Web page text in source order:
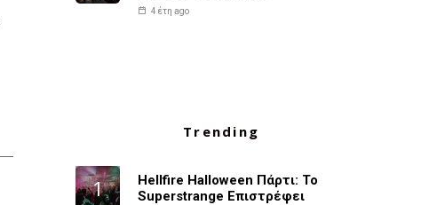
4 έτη ago
Trending
Hellfire Halloween Πάρτι: Το
Superstrange Επιστρέφει